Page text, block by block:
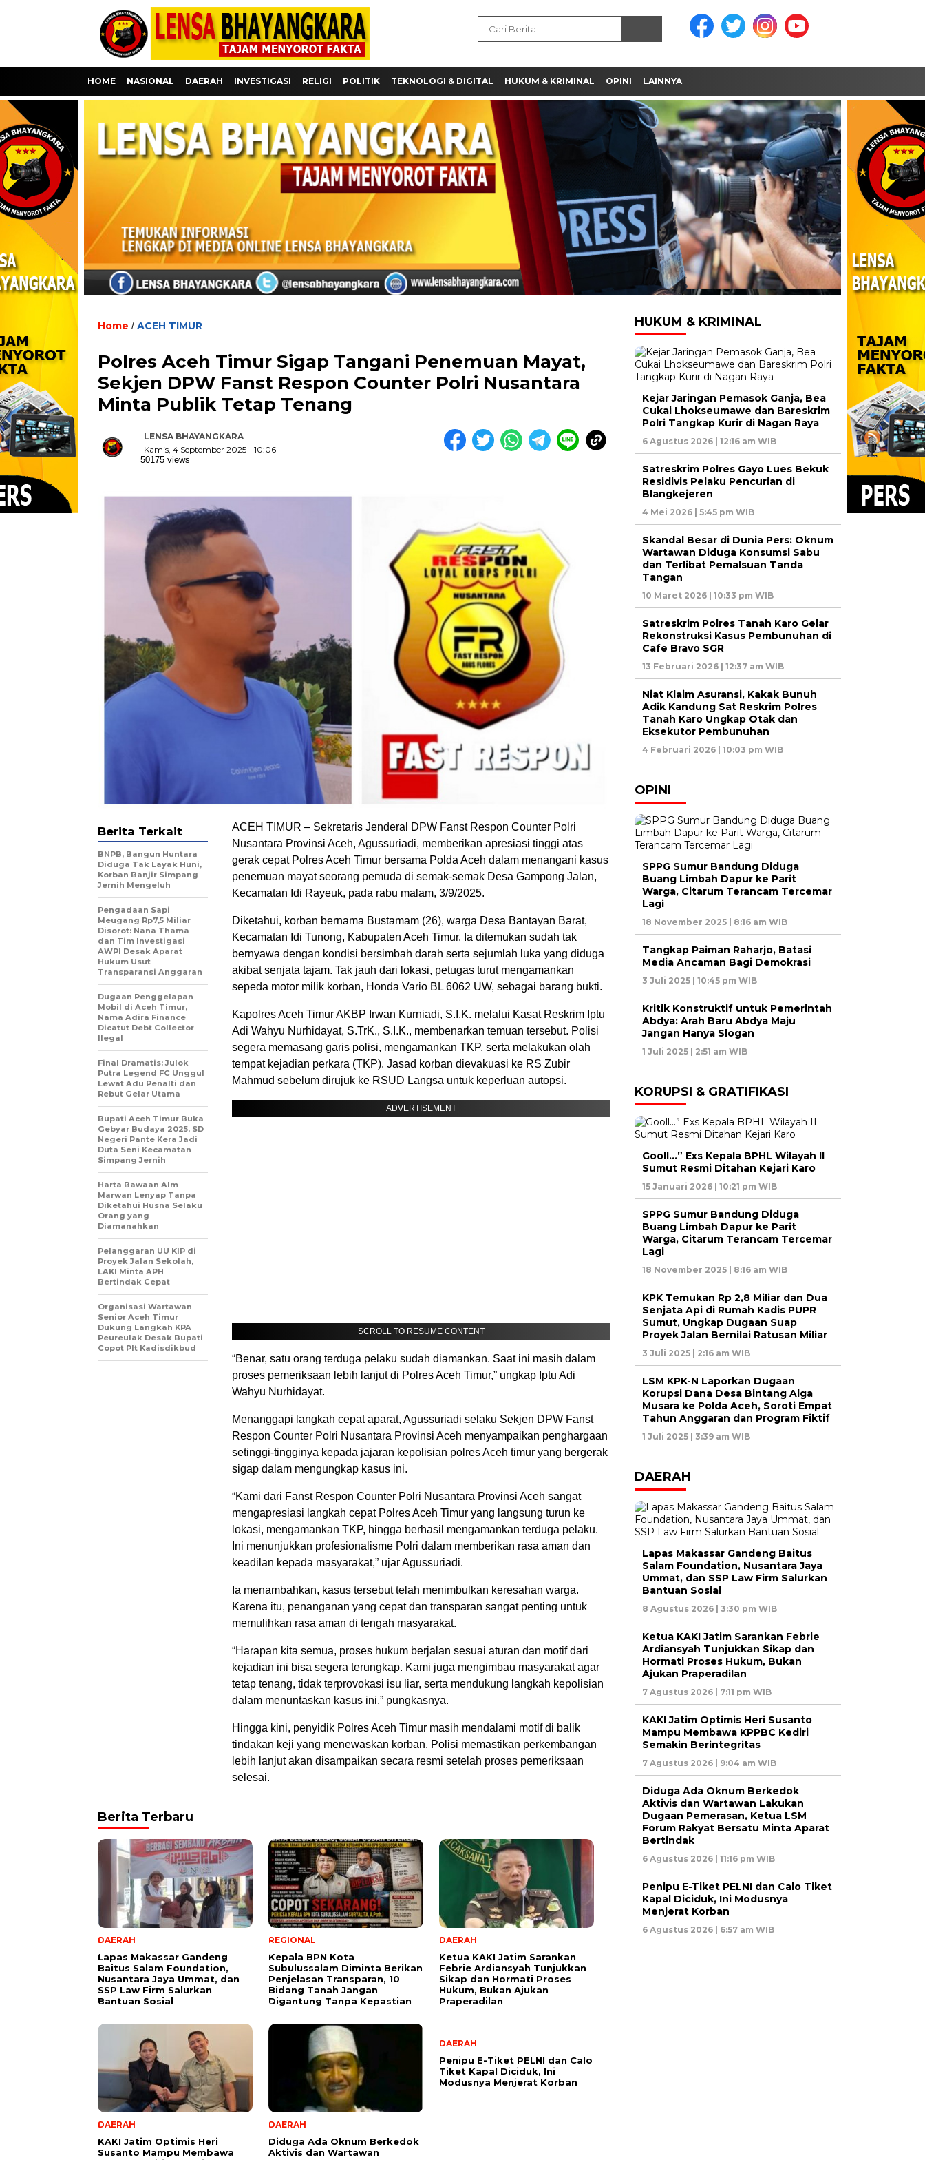
HOME NASIONAL DAERAH INVESTIGASI RELIGI POLITIK TEKNOLOGI & DIGITAL HUKUM & KRIMINAL OPINI LAINNYA
Home / ACEH TIMUR
Polres Aceh Timur Sigap Tangani Penemuan Mayat,
Sekjen DPW Fanst Respon Counter Polri Nusantara
Minta Publik Tetap Tenang
LENSA BHAYANGKARA
Kamis, 4 September 2025 - 10:06
50175 views
ACEH TIMUR – Sekretaris Jenderal DPW Fanst Respon Counter Polri
Nusantara Provinsi Aceh, Agussuriadi, memberikan apresiasi tinggi atas
gerak cepat Polres Aceh Timur bersama Polda Aceh dalam menangani kasus
penemuan mayat seorang pemuda di semak-semak Desa Gampong Jalan,
Kecamatan Idi Rayeuk, pada rabu malam, 3/9/2025.
Diketahui, korban bernama Bustamam (26), warga Desa Bantayan Barat,
Kecamatan Idi Tunong, Kabupaten Aceh Timur. Ia ditemukan sudah tak
bernyawa dengan kondisi bersimbah darah serta sejumlah luka yang diduga
akibat senjata tajam. Tak jauh dari lokasi, petugas turut mengamankan
sepeda motor milik korban, Honda Vario BL 6062 UW, sebagai barang bukti.
Kapolres Aceh Timur AKBP Irwan Kurniadi, S.I.K. melalui Kasat Reskrim Iptu
Adi Wahyu Nurhidayat, S.TrK., S.I.K., membenarkan temuan tersebut. Polisi
segera memasang garis polisi, mengamankan TKP, serta melakukan olah
tempat kejadian perkara (TKP). Jasad korban dievakuasi ke RS Zubir
Mahmud sebelum dirujuk ke RSUD Langsa untuk keperluan autopsi.
ADVERTISEMENT
SCROLL TO RESUME CONTENT
“Benar, satu orang terduga pelaku sudah diamankan. Saat ini masih dalam
proses pemeriksaan lebih lanjut di Polres Aceh Timur,” ungkap Iptu Adi
Wahyu Nurhidayat.
Menanggapi langkah cepat aparat, Agussuriadi selaku Sekjen DPW Fanst
Respon Counter Polri Nusantara Provinsi Aceh menyampaikan penghargaan
setinggi-tingginya kepada jajaran kepolisian polres Aceh timur yang bergerak
sigap dalam mengungkap kasus ini.
“Kami dari Fanst Respon Counter Polri Nusantara Provinsi Aceh sangat
mengapresiasi langkah cepat Polres Aceh Timur yang langsung turun ke
lokasi, mengamankan TKP, hingga berhasil mengamankan terduga pelaku.
Ini menunjukkan profesionalisme Polri dalam memberikan rasa aman dan
keadilan kepada masyarakat,” ujar Agussuriadi.
Ia menambahkan, kasus tersebut telah menimbulkan keresahan warga.
Karena itu, penanganan yang cepat dan transparan sangat penting untuk
memulihkan rasa aman di tengah masyarakat.
“Harapan kita semua, proses hukum berjalan sesuai aturan dan motif dari
kejadian ini bisa segera terungkap. Kami juga mengimbau masyarakat agar
tetap tenang, tidak terprovokasi isu liar, serta mendukung langkah kepolisian
dalam menuntaskan kasus ini,” pungkasnya.
Hingga kini, penyidik Polres Aceh Timur masih mendalami motif di balik
tindakan keji yang menewaskan korban. Polisi memastikan perkembangan
lebih lanjut akan disampaikan secara resmi setelah proses pemeriksaan
selesai.
Berita Terkait
BNPB, Bangun Huntara
Diduga Tak Layak Huni,
Korban Banjir Simpang
Jernih Mengeluh
Pengadaan Sapi
Meugang Rp7,5 Miliar
Disorot: Nana Thama
dan Tim Investigasi
AWPI Desak Aparat
Hukum Usut
Transparansi Anggaran
Dugaan Penggelapan
Mobil di Aceh Timur,
Nama Adira Finance
Dicatut Debt Collector
Ilegal
Final Dramatis: Julok
Putra Legend FC Unggul
Lewat Adu Penalti dan
Rebut Gelar Utama
Bupati Aceh Timur Buka
Gebyar Budaya 2025, SD
Negeri Pante Kera Jadi
Duta Seni Kecamatan
Simpang Jernih
Harta Bawaan Alm
Marwan Lenyap Tanpa
Diketahui Husna Selaku
Orang yang
Diamanahkan
Pelanggaran UU KIP di
Proyek Jalan Sekolah,
LAKI Minta APH
Bertindak Cepat
Organisasi Wartawan
Senior Aceh Timur
Dukung Langkah KPA
Peureulak Desak Bupati
Copot Plt Kadisdikbud
Berita Terbaru
DAERAH
Lapas Makassar Gandeng
Baitus Salam Foundation,
Nusantara Jaya Ummat, dan
SSP Law Firm Salurkan
Bantuan Sosial
REGIONAL
Kepala BPN Kota
Subulussalam Diminta Berikan
Penjelasan Transparan, 10
Bidang Tanah Jangan
Digantung Tanpa Kepastian
DAERAH
Ketua KAKI Jatim Sarankan
Febrie Ardiansyah Tunjukkan
Sikap dan Hormati Proses
Hukum, Bukan Ajukan
Praperadilan
DAERAH
KAKI Jatim Optimis Heri
Susanto Mampu Membawa
DAERAH
Diduga Ada Oknum Berkedok
Aktivis dan Wartawan
DAERAH
Penipu E-Tiket PELNI dan Calo
Tiket Kapal Diciduk, Ini
Modusnya Menjerat Korban
HUKUM & KRIMINAL
Kejar Jaringan Pemasok Ganja, Bea
Cukai Lhokseumawe dan Bareskrim
Polri Tangkap Kurir di Nagan Raya
6 Agustus 2026 | 12:16 am WIB
Satreskrim Polres Gayo Lues Bekuk
Residivis Pelaku Pencurian di
Blangkejeren
4 Mei 2026 | 5:45 pm WIB
Skandal Besar di Dunia Pers: Oknum
Wartawan Diduga Konsumsi Sabu
dan Terlibat Pemalsuan Tanda
Tangan
10 Maret 2026 | 10:33 pm WIB
Satreskrim Polres Tanah Karo Gelar
Rekonstruksi Kasus Pembunuhan di
Cafe Bravo SGR
13 Februari 2026 | 12:37 am WIB
Niat Klaim Asuransi, Kakak Bunuh
Adik Kandung Sat Reskrim Polres
Tanah Karo Ungkap Otak dan
Eksekutor Pembunuhan
4 Februari 2026 | 10:03 pm WIB
OPINI
SPPG Sumur Bandung Diduga
Buang Limbah Dapur ke Parit
Warga, Citarum Terancam Tercemar
Lagi
18 November 2025 | 8:16 am WIB
Tangkap Paiman Raharjo, Batasi
Media Ancaman Bagi Demokrasi
3 Juli 2025 | 10:45 pm WIB
Kritik Konstruktif untuk Pemerintah
Abdya: Arah Baru Abdya Maju
Jangan Hanya Slogan
1 Juli 2025 | 2:51 am WIB
KORUPSI & GRATIFIKASI
Gooll…” Exs Kepala BPHL Wilayah II
Sumut Resmi Ditahan Kejari Karo
15 Januari 2026 | 10:21 pm WIB
SPPG Sumur Bandung Diduga
Buang Limbah Dapur ke Parit
Warga, Citarum Terancam Tercemar
Lagi
18 November 2025 | 8:16 am WIB
KPK Temukan Rp 2,8 Miliar dan Dua
Senjata Api di Rumah Kadis PUPR
Sumut, Ungkap Dugaan Suap
Proyek Jalan Bernilai Ratusan Miliar
3 Juli 2025 | 2:16 am WIB
LSM KPK-N Laporkan Dugaan
Korupsi Dana Desa Bintang Alga
Musara ke Polda Aceh, Soroti Empat
Tahun Anggaran dan Program Fiktif
1 Juli 2025 | 3:39 am WIB
DAERAH
Lapas Makassar Gandeng Baitus
Salam Foundation, Nusantara Jaya
Ummat, dan SSP Law Firm Salurkan
Bantuan Sosial
8 Agustus 2026 | 3:30 pm WIB
Ketua KAKI Jatim Sarankan Febrie
Ardiansyah Tunjukkan Sikap dan
Hormati Proses Hukum, Bukan
Ajukan Praperadilan
7 Agustus 2026 | 7:11 pm WIB
KAKI Jatim Optimis Heri Susanto
Mampu Membawa KPPBC Kediri
Semakin Berintegritas
7 Agustus 2026 | 9:04 am WIB
Diduga Ada Oknum Berkedok
Aktivis dan Wartawan Lakukan
Dugaan Pemerasan, Ketua LSM
Forum Rakyat Bersatu Minta Aparat
Bertindak
6 Agustus 2026 | 11:16 pm WIB
Penipu E-Tiket PELNI dan Calo Tiket
Kapal Diciduk, Ini Modusnya
Menjerat Korban
6 Agustus 2026 | 6:57 am WIB